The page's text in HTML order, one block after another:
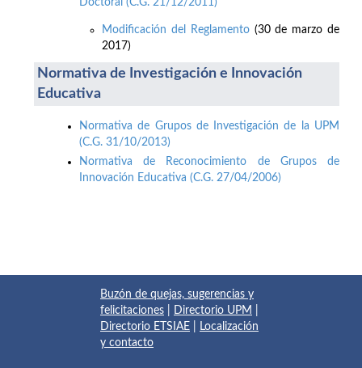
Doctoral (C.G. 21/12/2011)
Modificación del Reglamento(30 de marzo de
2017)
Normativa de Investigación e Innovación
Educativa
Normativa de Grupos de Investigación de la UPM
(C.G. 31/10/2013)
Normativa de Reconocimiento de Grupos de
Innovación Educativa (C.G. 27/04/2006)
Buzón de quejas, sugerencias y
felicitaciones
Directorio UPM
Directorio ETSIAE
Localización
y contacto